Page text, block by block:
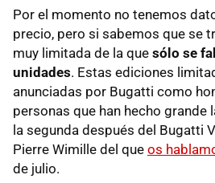
Por el momento no tenemos
precio, pero si sabemos que se
muy limitada de la que sólo se
unidades. Estas ediciones
anunciadas por Bugatti como
personas que han hecho grande
la segunda después del Bugatti
Pierre Wimille del que os
de julio.